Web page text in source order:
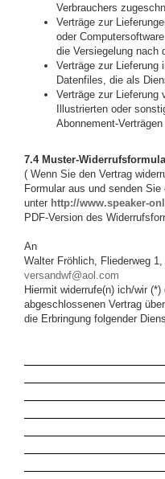
Verbrauchers
Verträge zur
oder
die Versiegelung nach
Verträge zur Lieferung
Datenfiles, die als
Verträge zur Lieferung
Illustrierten oder
Abonnement-Verträgen
7.4 Muster-
( Wenn Sie den Vertrag
Formular aus und senden
unter http://www.speaker-
PDF-Version des
An
Walter Fröhlich, Fliederweg
versandwf@aol.com
Hiermit widerrufe(n) ich/wir
abgeschlossenen Vertrag
die Erbringung folgender